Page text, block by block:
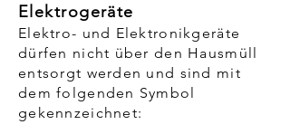
Elektrogeräte
Elektro- und Elektronikgeräte
dürfen nicht über den Hausmüll
entsorgt werden und sind mit
dem folgenden Symbol
gekennzeichnet: